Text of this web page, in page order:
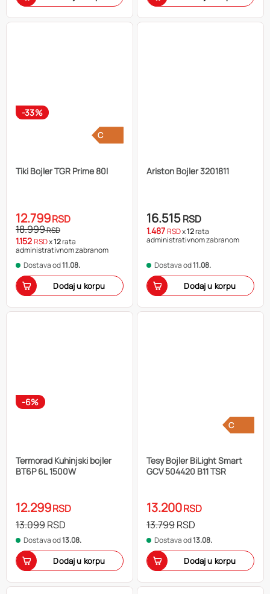
-33%
C
Tiki Bojler TGR Prime 80l
12.799RSD
18.999RSD
1.152RSDx12rata
administrativnom zabranom
Dostava od11.08.
Dodaj u korpu
Ariston Bojler 3201811
16.515RSD
1.487RSDx12rata
administrativnom zabranom
Dostava od11.08.
Dodaj u korpu
-6%
Termorad Kuhinjski bojler
BT6P 6L 1500W
12.299RSD
13.099RSD
Dostava od13.08.
Dodaj u korpu
C
Tesy Bojler BiLight Smart
GCV 504420 B11 TSR
13.200RSD
13.799RSD
Dostava od13.08.
Dodaj u korpu